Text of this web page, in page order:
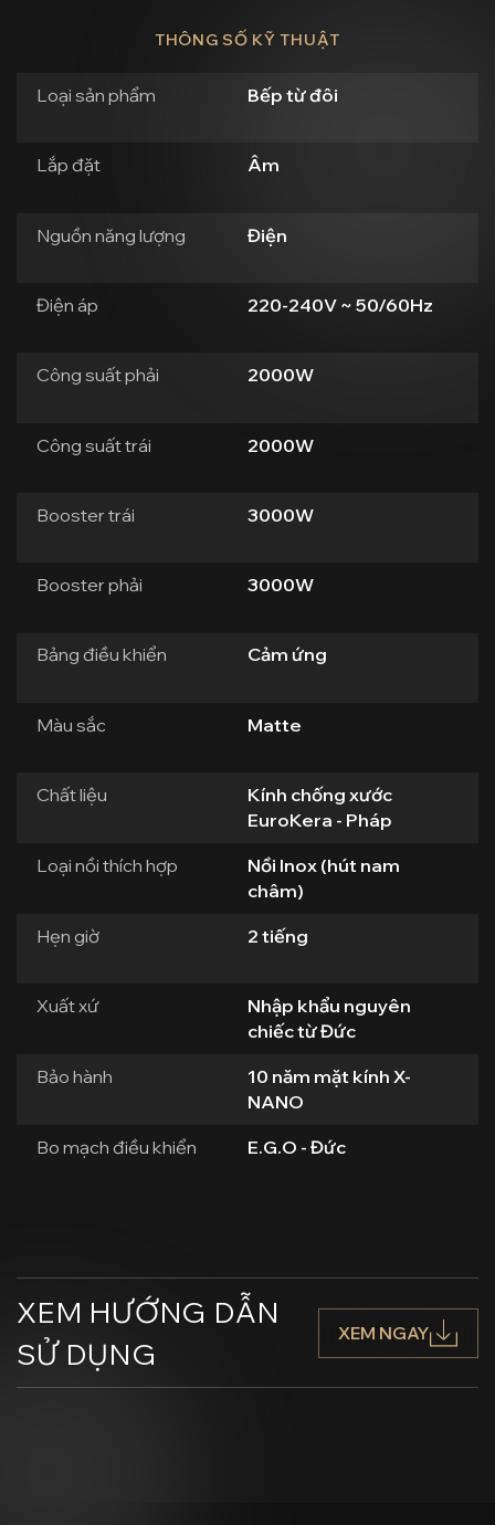
THÔNG SỐ KỸ THUẬT
Loại sản phẩm Bếp từ đôi
Lắp đặt Âm
Nguồn năng lượng Điện
Điện áp 220-240V ~ 50/60Hz
Công suất phải 2000W
Công suất trái 2000W
Booster trái 3000W
Booster phải 3000W
Bảng điều khiển Cảm ứng
Màu sắc Matte
Chất liệu
Kính chống xước
EuroKera - Pháp
Loại nồi thích hợp
Nồi Inox (hút nam
châm)
Hẹn giờ 2 tiếng
Xuất xứ
Nhập khẩu nguyên
chiếc từ Đức
Bảo hành
10 năm mặt kính X-
NANO
Bo mạch điều khiển E.G.O - Đức
XEM HƯỚNG DẪN
SỬ DỤNG
XEM NGAY